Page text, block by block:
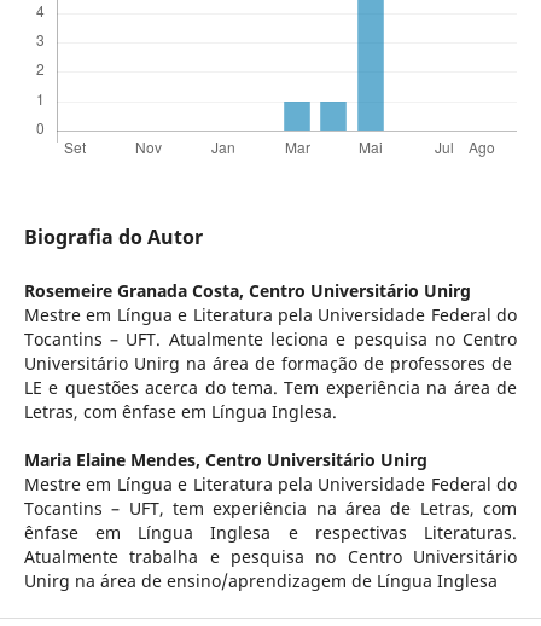
Biografia do Autor
Rosemeire Granada Costa, Centro Universitário Unirg
Mestre em Língua e Literatura pela Universidade Federal do
Tocantins – UFT. Atualmente leciona e pesquisa no Centro
Universitário Unirg na área de formação de professores de
LE e questões acerca do tema. Tem experiência na área de
Letras, com ênfase em Língua Inglesa.
Maria Elaine Mendes, Centro Universitário Unirg
Mestre em Língua e Literatura pela Universidade Federal do
Tocantins – UFT, tem experiência na área de Letras, com
ênfase em Língua Inglesa e respectivas Literaturas.
Atualmente trabalha e pesquisa no Centro Universitário
Unirg na área de ensino/aprendizagem de Língua Inglesa